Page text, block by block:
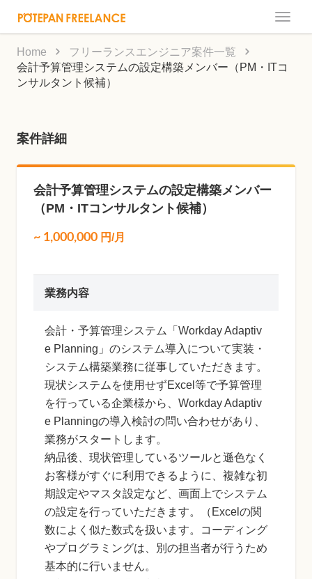
Toggle
Home
フリーランスエンジニア案件一覧
会計予算管理システムの設定構築メンバー（PM・ITコ
ンサルタント候補）
案件詳細
会計予算管理システムの設定構築メンバー
（PM・ITコンサルタント候補）
~ 1,000,000 円/月
業務内容
会計・予算管理システム「Workday Adaptiv
e Planning」のシステム導入について実装・
システム構築業務に従事していただきます。
現状システムを使用せずExcel等で予算管理
を行っている企業様から、Workday Adaptiv
e Planningの導入検討の問い合わせがあり、
業務がスタートします。
納品後、現状管理しているツールと遜色なく
お客様がすぐに利用できるように、複雑な初
期設定やマスタ設定など、画面上でシステム
の設定を行っていただきます。（Excelの関
数によく似た数式を扱います。コーディング
やプログラミングは、別の担当者が行うため
基本的に行いません。